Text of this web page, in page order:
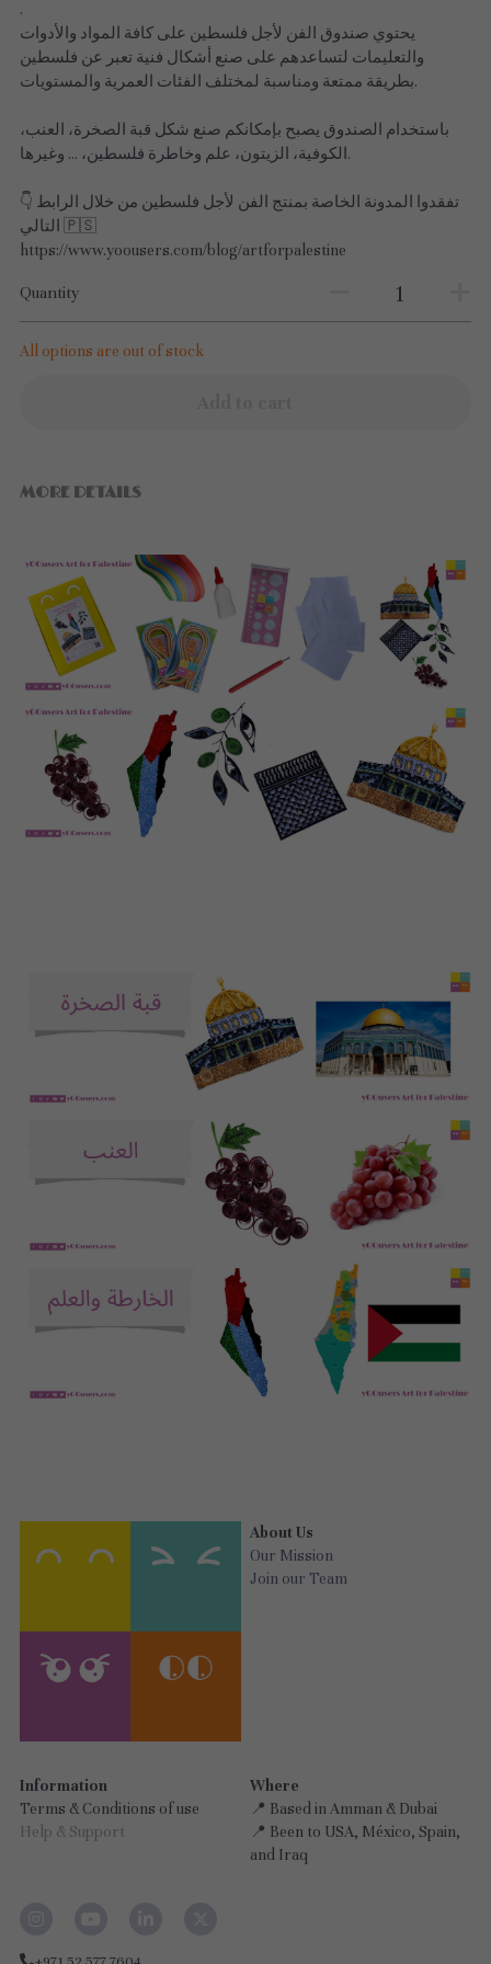
.
يحتوي صندوق الفن لأجل فلسطين على كافة المواد والأدوات
والتعليمات لتساعدهم على صنع أشكال فنية تعبر عن فلسطين
بطريقة ممتعة ومناسبة لمختلف الفئات العمرية والمستويات.
باستخدام الصندوق يصبح بإمكانكم صنع شكل قبة الصخرة، العنب،
الكوفية، الزيتون، علم وخاطرة فلسطين، ... وغيرها.
👇 تفقدوا المدونة الخاصة بمنتج الفن لأجل فلسطين من خلال الرابط
التالي 🇵🇸
https://www.yoousers.com/blog/artforpalestine
Quantity
All options are out of stock
MORE DETAILS
About Us
Our Mission
Join our Team
Information
Terms & Conditions of use
Help & Support
Where
📍 Based in Amman & Dubai
📍 Been to USA, México, Spain,
and Iraq